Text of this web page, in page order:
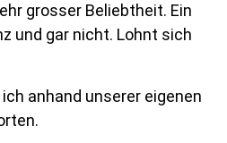
grosser Beliebtheit. Ein
und gar nicht. Lohnt sich
anhand unserer eigenen